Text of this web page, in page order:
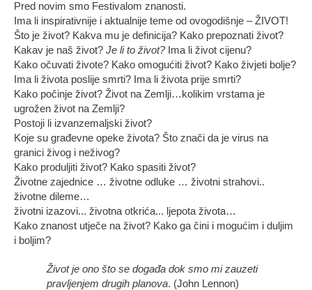
Pred novim smo Festivalom znanosti.
Ima li inspirativnije i aktualnije teme od ovogodišnje – ŽIVOT!
Što je život? Kakva mu je definicija? Kako prepoznati život?
Kakav je naš život?Je li to život?Ima li život cijenu?
Kako očuvati živote? Kako omogućiti život? Kako živjeti bolje?
Ima li života poslije smrti? Ima li života prije smrti?
Kako počinje život? Život na Zemlji…kolikim vrstama je
ugrožen život na Zemlji?
Postoji li izvanzemaljski život?
Koje su građevne opeke života? Što znači da je virus na
granici živog i neživog?
Kako produljiti život? Kako spasiti život?
Životne zajednice … životne odluke … životni strahovi..
životne dileme…
životni izazovi... životna otkrića... ljepota života…
Kako znanost utječe na život? Kako ga čini i mogućim i duljim
i boljim?
Život je ono što se događa dok smo mi zauzeti
pravljenjem drugih planova. (John Lennon)